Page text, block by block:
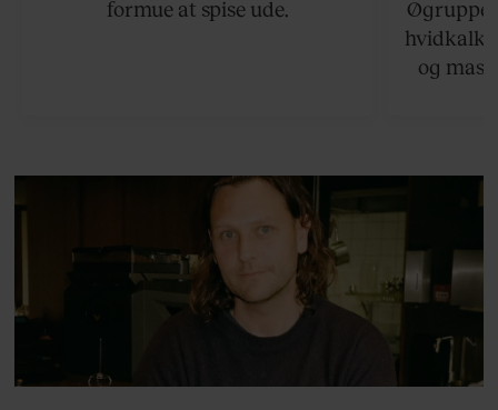
formue at spise ude.
og